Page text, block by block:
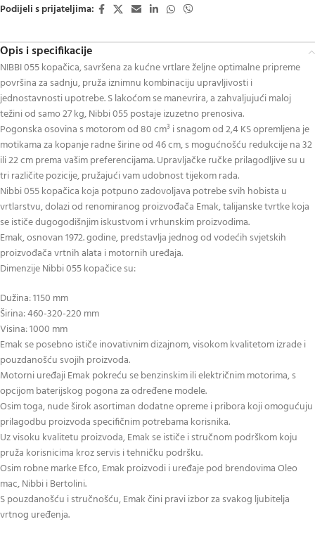
Podijeli s prijateljima:
Opis i specifikacije
NIBBI 055 kopačica, savršena za kućne vrtlare željne optimalne pripreme
površina za sadnju, pruža iznimnu kombinaciju upravljivosti i
jednostavnosti upotrebe. S lakoćom se manevrira, a zahvaljujući maloj
težini od samo 27 kg, Nibbi 055 postaje izuzetno prenosiva.
Pogonska osovina s motorom od 80 cm³ i snagom od 2,4 KS opremljena je
motikama za kopanje radne širine od 46 cm, s mogućnošću redukcije na 32
ili 22 cm prema vašim preferencijama. Upravljačke ručke prilagodljive su u
tri različite pozicije, pružajući vam udobnost tijekom rada.
Nibbi 055 kopačica koja potpuno zadovoljava potrebe svih hobista u
vrtlarstvu, dolazi od renomiranog proizvođača Emak, talijanske tvrtke koja
se ističe dugogodišnjim iskustvom i vrhunskim proizvodima.
Emak, osnovan 1972. godine, predstavlja jednog od vodećih svjetskih
proizvođača vrtnih alata i motornih uređaja.
Dimenzije Nibbi 055 kopačice su:
Dužina: 1150 mm
Širina: 460-320-220 mm
Visina: 1000 mm
Emak se posebno ističe inovativnim dizajnom, visokom kvalitetom izrade i
pouzdanošću svojih proizvoda.
Motorni uređaji Emak pokreću se benzinskim ili električnim motorima, s
opcijom baterijskog pogona za određene modele.
Osim toga, nude širok asortiman dodatne opreme i pribora koji omogućuju
prilagodbu proizvoda specifičnim potrebama korisnika.
Uz visoku kvalitetu proizvoda, Emak se ističe i stručnom podrškom koju
pruža korisnicima kroz servis i tehničku podršku.
Osim robne marke Efco, Emak proizvodi i uređaje pod brendovima Oleo
mac, Nibbi i Bertolini.
S pouzdanošću i stručnošću, Emak čini pravi izbor za svakog ljubitelja
vrtnog uređenja.